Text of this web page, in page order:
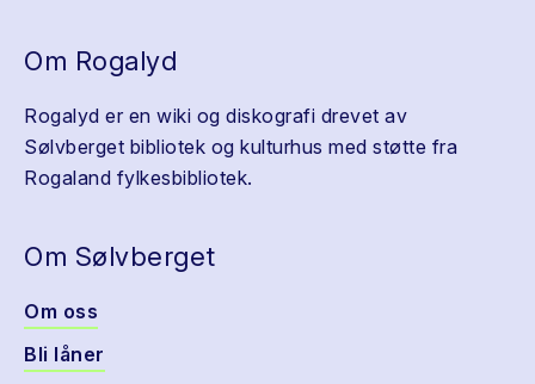
Om Rogalyd
Rogalyd er en wiki og diskografi drevet av
Sølvberget bibliotek og kulturhus med støtte fra
Rogaland fylkesbibliotek.
Om Sølvberget
Om oss
Bli låner